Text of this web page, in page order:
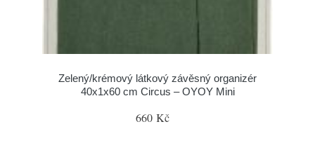
Zelený/krémový látkový závěsný organizér
40x1x60 cm Circus – OYOY Mini
660 Kč